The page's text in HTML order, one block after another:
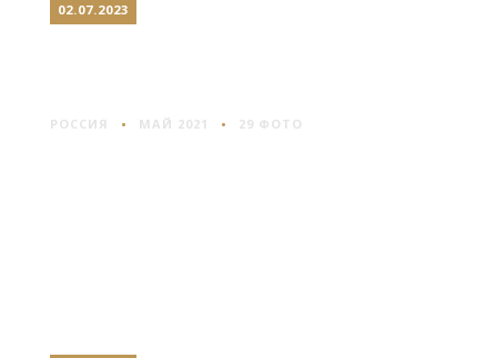
02.07.2023
РОССИЯ МАЙ 2021 29 ФОТО